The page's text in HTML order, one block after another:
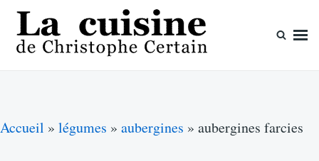
Skip
content
Search
for:
Accueil » légumes » aubergines » aubergines farcies